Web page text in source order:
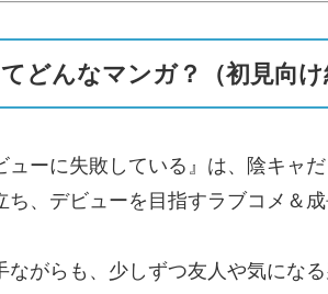
どんなマンガ？（初見向け
ューに失敗している』は、陰キャ
ち、デビューを目指すラブコメ＆成
ながらも、少しずつ友人や気にな